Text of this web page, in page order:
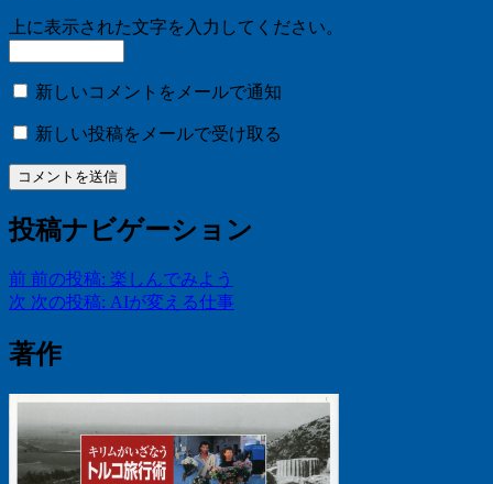
上に表示された文字を入力してください。
新しいコメントをメールで通知
新しい投稿をメールで受け取る
投稿ナビゲーション
前 前の投稿: 楽しんでみよう
次 次の投稿: AIが変える仕事
著作